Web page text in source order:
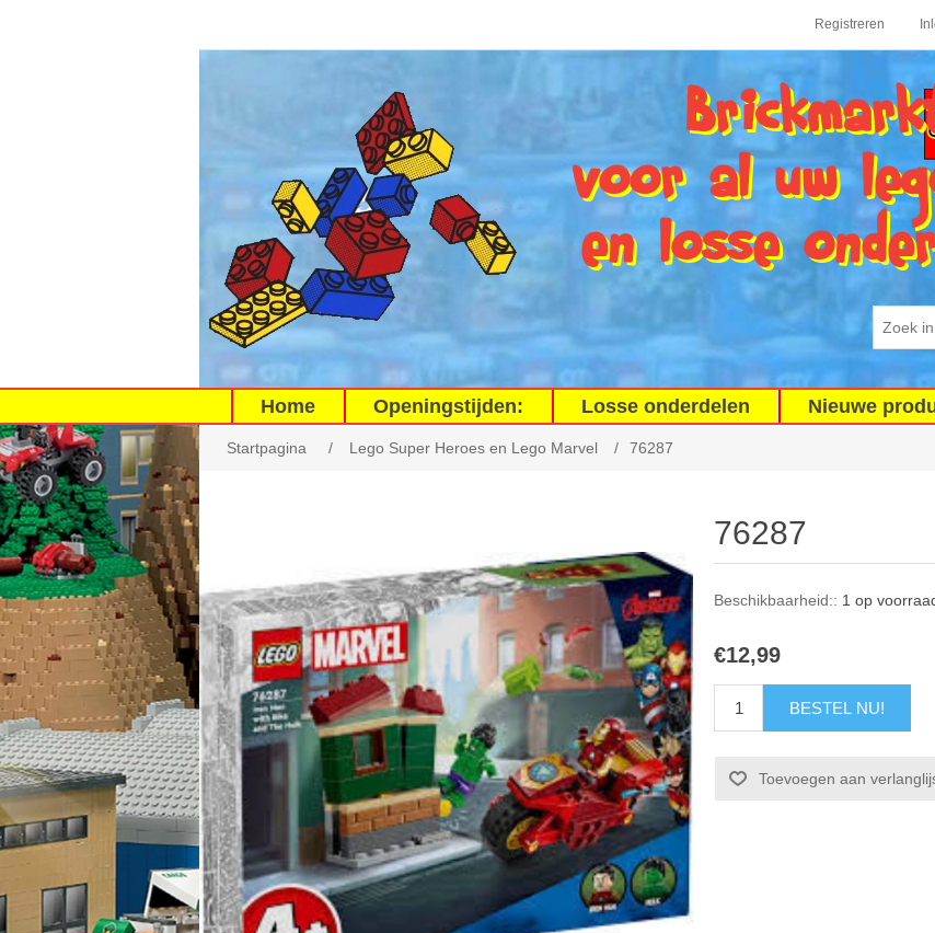
Registreren
voor al uw
en losse
Home Openingstijden: Losse onderdelen Nieuwe
Startpagina / Lego Super Heroes en Lego Marvel / 76287
76287
Beschikbaarheid:: 1 op
€12,99
BESTEL NU!
Toevoegen aan